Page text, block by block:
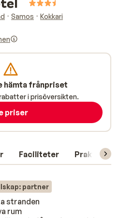
Samos
Kokkari
Faciliteter Praktisk
partner
stranden
rum
hämta frånpriset
i prisöversikten.
priser